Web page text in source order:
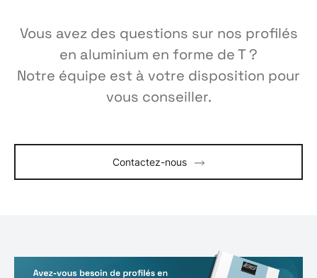
Vous avez des questions sur nos profilés
en aluminium en forme de T ?
Notre équipe est à votre disposition pour
vous conseiller.
Contactez-nous